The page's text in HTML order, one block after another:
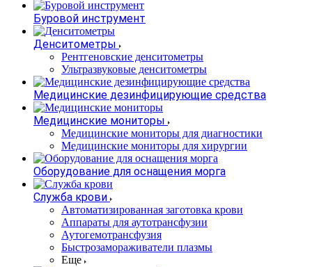
Буровой инструмент
Денситометры
Рентгеновские денситометры
Ультразвуковые денситометры
Медицинские дезинфицирующие средства
Медицинские мониторы
Медицинские мониторы для диагностики
Медицинские мониторы для хирургии
Оборудование для оснащения морга
Служба крови
Автоматизированная заготовка крови
Аппараты для аутотрансфузии
Аутогемотрансфузия
Быстрозамораживатели плазмы
Еще